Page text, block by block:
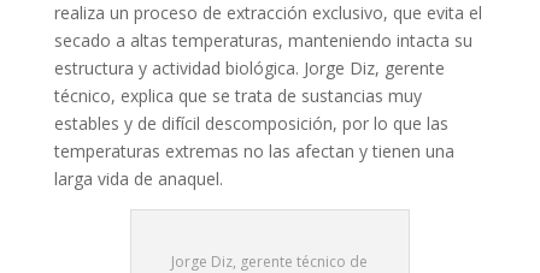
realiza un proceso de extracción exclusivo, que evita el
secado a altas temperaturas, manteniendo intacta su
estructura y actividad biológica. Jorge Diz, gerente
técnico, explica que se trata de sustancias muy
estables y de difícil descomposición, por lo que las
temperaturas extremas no las afectan y tienen una
larga vida de anaquel.
Jorge Diz, gerente técnico de